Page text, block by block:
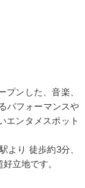
ンした、音楽、
パフォーマンスや
エンタメスポット
より 徒歩約3分、
立地です。